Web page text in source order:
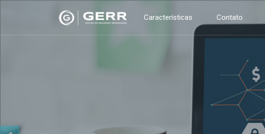
Características Contato